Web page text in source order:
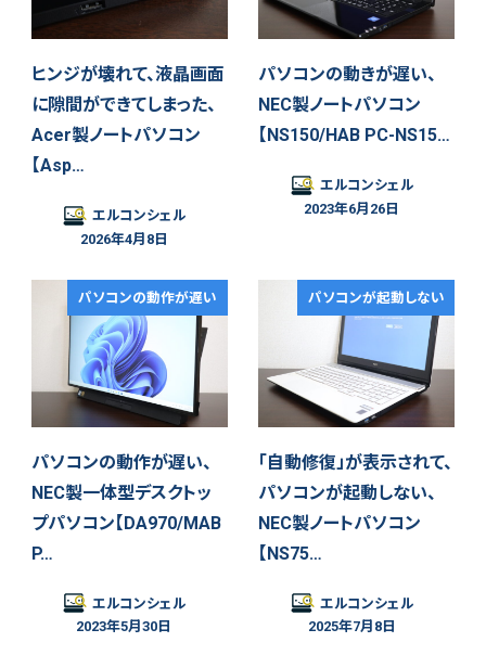
ヒンジが壊れて、液晶画面
に隙間ができてしまった、
Acer製ノートパソコン
【Asp…
エルコンシェル
2026年4月8日
パソコンの動きが遅い、
NEC製ノートパソコン
【NS150/HAB PC-NS15…
エルコンシェル
2023年6月26日
パソコンの動作が遅い
パソコンの動作が遅い、
NEC製一体型デスクトッ
プパソコン【DA970/MAB
P…
エルコンシェル
2023年5月30日
パソコンが起動しない
「自動修復」が表示されて、
パソコンが起動しない、
NEC製ノートパソコン
【NS75…
エルコンシェル
2025年7月8日